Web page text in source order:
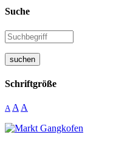
Suche
suchen
Schriftgröße
A A A